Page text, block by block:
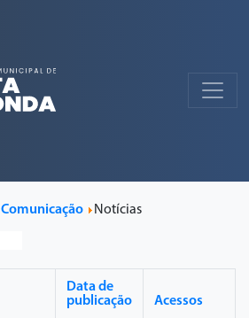
Comunicação Notícias
Data de
publicação
Acessos